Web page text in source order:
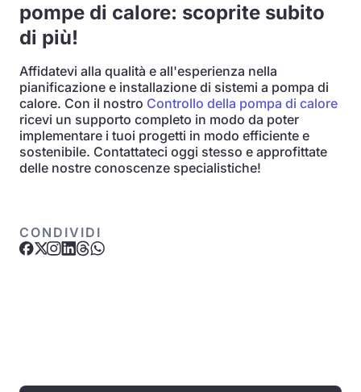
pompe di calore: scoprite subito
di più!
Affidatevi alla qualità e all'esperienza nella
pianificazione e installazione di sistemi a pompa di
calore. Con il nostro Controllo della pompa di calore
ricevi un supporto completo in modo da poter
implementare i tuoi progetti in modo efficiente e
sostenibile. Contattateci oggi stesso e approfittate
delle nostre conoscenze specialistiche!
CONDIVIDI